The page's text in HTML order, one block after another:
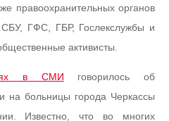
правоохранительных органов
ГФС, ГБР, Гослекслужбы и
активисты.
в СМИ говорилось об
на больницы города Черкассы
Известно, что во многих